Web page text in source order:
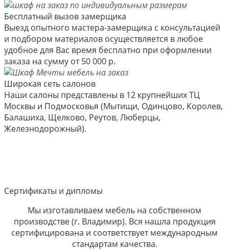
Бесплатный вызов замерщика
Выезд опытного мастера-замерщика с консультацией
и подбором материалов осуществляется в любое
удобное для Вас время бесплатно при оформлении
заказа на сумму от 50 000 р.
Широкая сеть салонов
Наши салоны представлены в 12 крупнейших ТЦ
Москвы и Подмосковья (Мытищи, Одинцово, Королев,
Балашиха, Щелково, Реутов, Люберцы,
Железнодорожный).
Сертификаты и дипломы
Мы изготавливаем мебель на собственном
производстве (г. Владимир). Вся нашла продукция
сертифицирована и соответствует международным
стандартам качества.